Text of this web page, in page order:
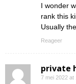
I wonder
rank this
Usually
Reageer
private
7 mei 2022 at